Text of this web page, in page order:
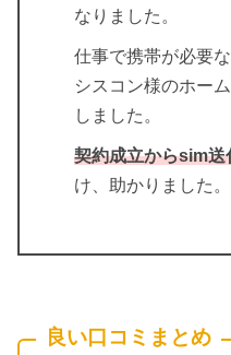
なりました。
仕事で携帯が必要
シスコン様のホー
しました。
契約成立からsim送
け、助かりました。
良い口コミまとめ